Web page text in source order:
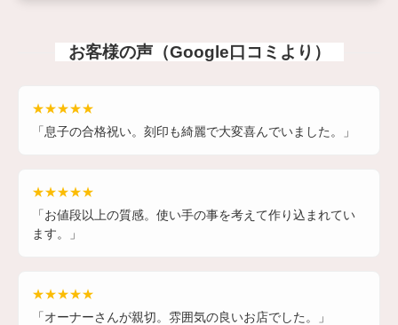
お客様の声（Google口コミより）
★★★★★
「息子の合格祝い。刻印も綺麗で大変喜んでいました。」
★★★★★
「お値段以上の質感。使い手の事を考えて作り込まれてい
ます。」
★★★★★
「オーナーさんが親切。雰囲気の良いお店でした。」